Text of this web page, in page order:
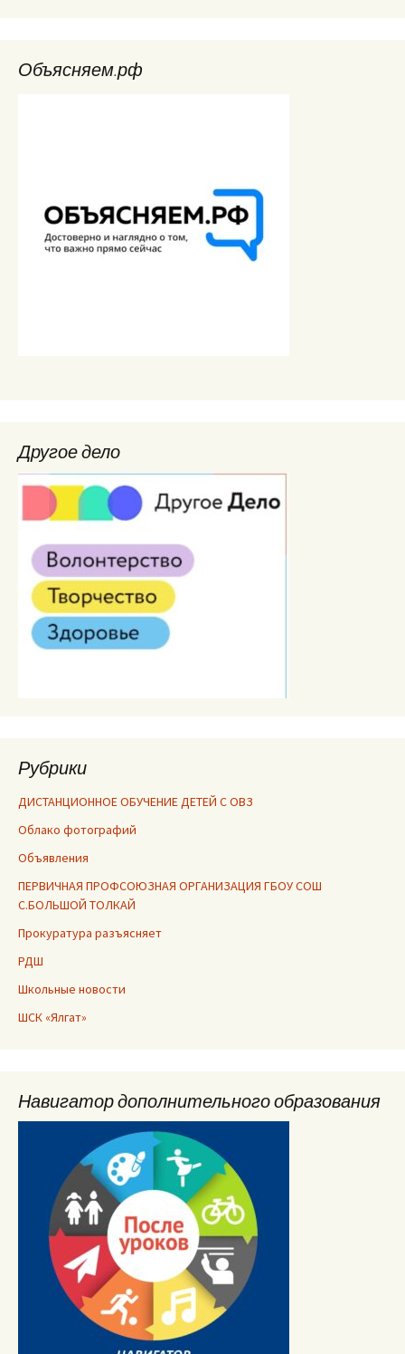
Объясняем.рф
Другое дело
Рубрики
ДИСТАНЦИОННОЕ ОБУЧЕНИЕ ДЕТЕЙ С ОВЗ
Облако фотографий
Объявления
ПЕРВИЧНАЯ ПРОФСОЮЗНАЯ ОРГАНИЗАЦИЯ ГБОУ СОШ
С.БОЛЬШОЙ ТОЛКАЙ
Прокуратура разъясняет
РДШ
Школьные новости
ШСК «Ялгат»
Навигатор дополнительного образования